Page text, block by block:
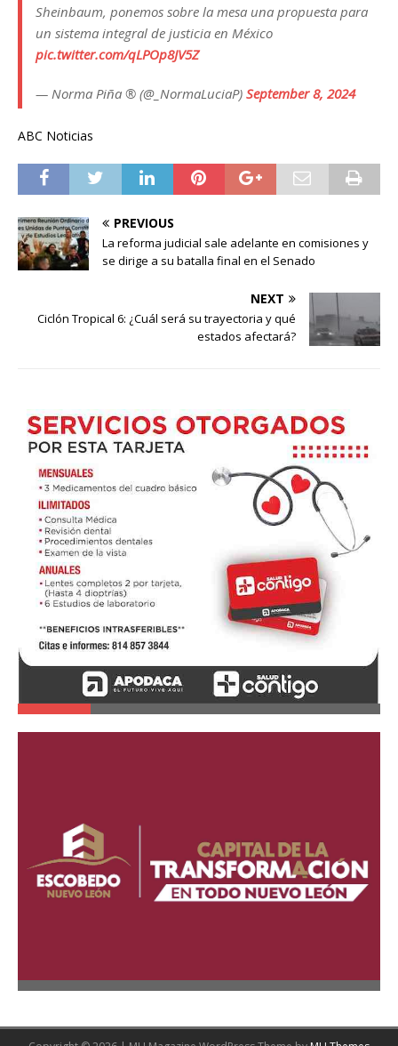
Sheinbaum, ponemos sobre la mesa una propuesta para
un sistema integral de justicia en México
pic.twitter.com/qLPOp8JV5Z
— Norma Piña ® (@_NormaLuciaP) September 8, 2024
ABC Noticias
PREVIOUS
La reforma judicial sale adelante en comisiones y
se dirige a su batalla final en el Senado
NEXT
Ciclón Tropical 6: ¿Cuál será su trayectoria y qué
estados afectará?